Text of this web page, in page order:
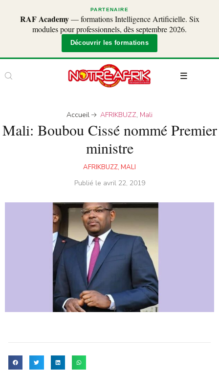
PARTENAIRE
RAF Academy— formations Intelligence Artificielle. Six
modules pour professionnels, dès septembre 2026.
Découvrir les formations
Accueil AFRIKBUZZ, Mali
Mali: Boubou Cissé nommé Premier
ministre
AFRIKBUZZ, MALI
Publié le avril 22, 2019